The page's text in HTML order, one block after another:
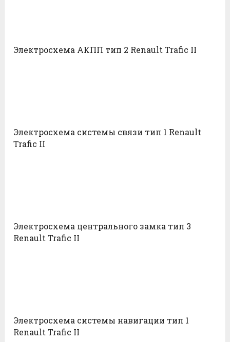
Электросхема АКПП тип 2 Renault Trafic II
Электросхема системы связи тип 1 Renault
Trafic II
Электросхема центрального замка тип 3
Renault Trafic II
Электросхема системы навигации тип 1
Renault Trafic II